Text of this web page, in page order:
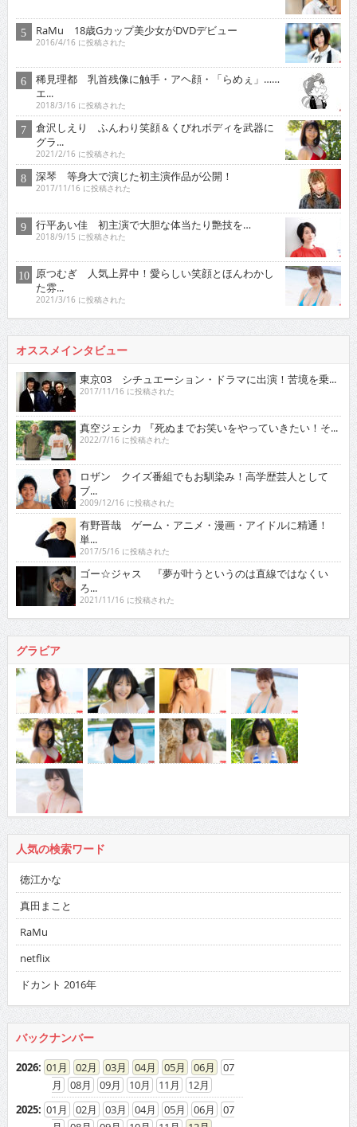
RaMu 18歳Gカップ美少女がDVDデビュー
2016/4/16 に投稿された
稀見理都 乳首残像に触手・アヘ顔・「らめぇ」……
エ...
2018/3/16 に投稿された
倉沢しえり ふんわり笑顔＆くびれボディを武器に
グラ...
2021/2/16 に投稿された
深琴 等身大で演じた初主演作品が公開！
2017/11/16 に投稿された
行平あい佳 初主演で大胆な体当たり艶技を…
2018/9/15 に投稿された
原つむぎ 人気上昇中！愛らしい笑顔とほんわかし
た雰...
2021/3/16 に投稿された
オススメインタビュー
東京03 シチュエーション・ドラマに出演！苦境を乗...
2017/11/16 に投稿された
真空ジェシカ 『死ぬまでお笑いをやっていきたい！そ...
2022/7/16 に投稿された
ロザン クイズ番組でもお馴染み！高学歴芸人として
ブ...
2009/12/16 に投稿された
有野晋哉 ゲーム・アニメ・漫画・アイドルに精通！
単...
2017/5/16 に投稿された
ゴー☆ジャス 『夢が叶うというのは直線ではなくい
ろ...
2021/11/16 に投稿された
グラビア
人気の検索ワード
徳江かな
真田まこと
RaMu
netflix
ドカント 2016年
バックナンバー
2026: 01 02 03 04 05 06
07
08
09 10 11
12
2025: 01 02 03 04 05 06
07